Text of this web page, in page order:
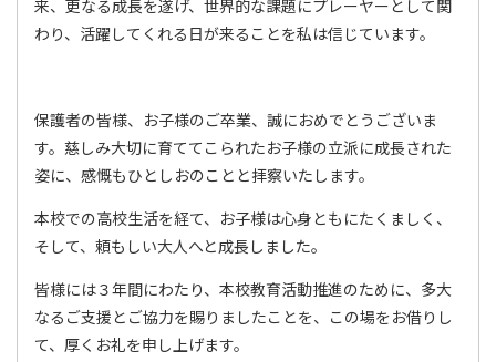
来、更なる成長を遂げ、世界的な課題にプレーヤーとして関
わり、活躍してくれる日が来ることを私は信じています。
保護者の皆様、お子様のご卒業、誠におめでとうございま
す。慈しみ大切に育ててこられたお子様の立派に成長された
姿に、感慨もひとしおのことと拝察いたします。
本校での高校生活を経て、お子様は心身ともにたくましく、
そして、頼もしい大人へと成長しました。
皆様には３年間にわたり、本校教育活動推進のために、多大
なるご支援とご協力を賜りましたことを、この場をお借りし
て、厚くお礼を申し上げます。